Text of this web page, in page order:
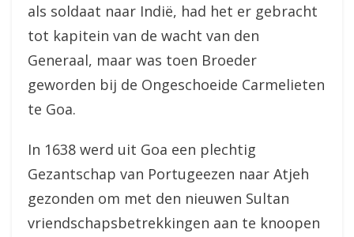
als soldaat naar Indië, had het er gebracht
tot kapitein van de wacht van den
Generaal, maar was toen Broeder
geworden bij de Ongeschoeide Carmelieten
te Goa.
In 1638 werd uit Goa een plechtig
Gezantschap van Portugeezen naar Atjeh
gezonden om met den nieuwen Sultan
vriendschapsbetrekkingen aan te knoopen